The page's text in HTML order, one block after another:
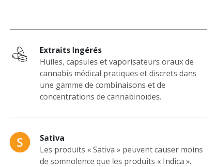
Extraits Ingérés
Huiles, capsules et vaporisateurs oraux de
cannabis médical pratiques et discrets dans
une gamme de combinaisons et de
concentrations de cannabinoïdes.
Sativa
Les produits « Sativa » peuvent causer moins
de somnolence que les produits « Indica ».